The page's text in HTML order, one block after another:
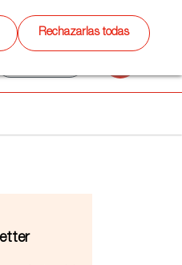
Rechazarlas todas
497 100 |
idioma